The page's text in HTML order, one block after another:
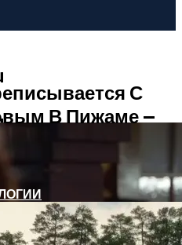
С
В Пижаме —